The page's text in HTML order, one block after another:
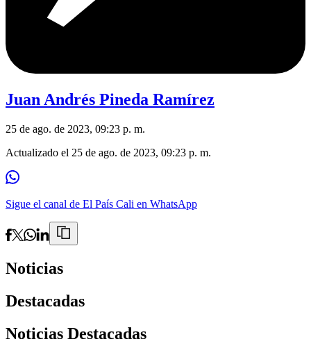
Juan Andrés Pineda Ramírez
25 de ago. de 2023, 09:23 p. m.
Actualizado el 25 de ago. de 2023, 09:23 p. m.
Sigue el canal de El País Cali en WhatsApp
Noticias
Destacadas
Noticias Destacadas